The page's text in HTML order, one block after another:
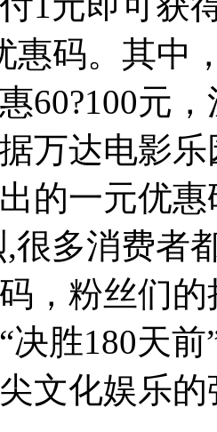
惠码。其中
60?100元
万达电影
的一元优
很多消费者
，粉丝们
“决胜180天前
文化娱乐